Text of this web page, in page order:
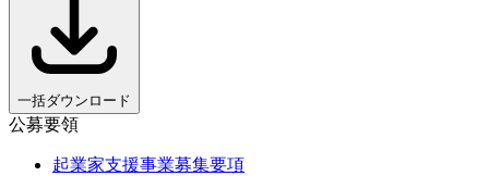
一括ダウンロード
公募要領
起業家支援事業募集要項